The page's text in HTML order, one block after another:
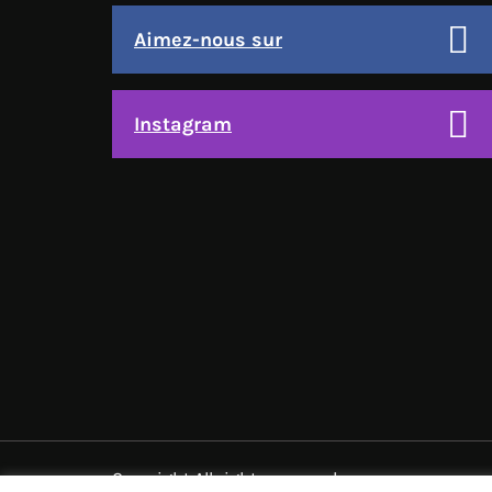
Aimez-nous sur
Instagram
Copyright All rights reserved